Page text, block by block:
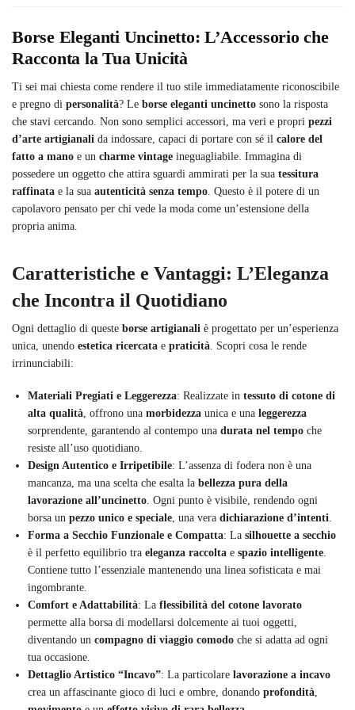
Borse Eleganti Uncinetto: L’Accessorio che
Racconta la Tua Unicità
Ti sei mai chiesta come rendere il tuo stile immediatamente riconoscibile
e pregno di personalità? Le borse eleganti uncinetto sono la risposta
che stavi cercando. Non sono semplici accessori, ma veri e propri pezzi
d’arte artigianali da indossare, capaci di portare con sé il calore del
fatto a mano e un charme vintage ineguagliabile. Immagina di
possedere un oggetto che attira sguardi ammirati per la sua tessitura
raffinata e la sua autenticità senza tempo . Questo è il potere di un
capolavoro pensato per chi vede la moda come un’estensione della
propria anima.
Caratteristiche e Vantaggi: L’Eleganza
che Incontra il Quotidiano
Ogni dettaglio di queste borse artigianali è progettato per un’esperienza
unica, unendo estetica ricercata e praticità . Scopri cosa le rende
irrinunciabili:
Materiali Pregiati e Leggerezza: Realizzate in tessuto di cotone di
alta qualità, offrono una morbidezza unica e una leggerezza
sorprendente, garantendo al contempo una durata nel tempo che
resiste all’uso quotidiano.
Design Autentico e Irripetibile: L’assenza di fodera non è una
mancanza, ma una scelta che esalta la bellezza pura della
lavorazione all’uncinetto. Ogni punto è visibile, rendendo ogni
borsa un pezzo unico e speciale, una vera dichiarazione d’intenti.
Forma a Secchio Funzionale e Compatta: La silhouette a secchio
è il perfetto equilibrio tra eleganza raccolta e spazio intelligente.
Contiene tutto l’essenziale mantenendo una linea sofisticata e mai
ingombrante.
Comfort e Adattabilità: La flessibilità del cotone lavorato
permette alla borsa di modellarsi dolcemente ai tuoi oggetti,
diventando un compagno di viaggio comodo che si adatta ad ogni
tua occasione.
Dettaglio Artistico “Incavo”: La particolare lavorazione a incavo
crea un affascinante gioco di luci e ombre, donando profondità,